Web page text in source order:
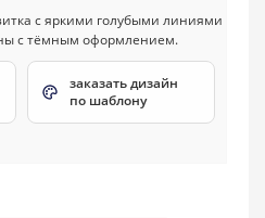
заказать дизайн
по шаблону